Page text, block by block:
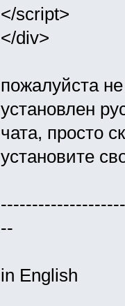
</script>
</div>
пожалуйста
установлен
чата, просто
установите
--
in English